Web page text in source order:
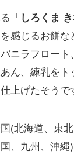
「 しろくま
感じるお餅な
ニラフロート
ん、練乳をト
上げたそうで
(北海道、東北
、九州、沖縄